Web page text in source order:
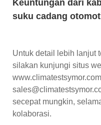
Keuntungan dari
suku cadang
Untuk detail lebih lanjut
silakan kunjungi situs
secepat mungkin,
kolaborasi.